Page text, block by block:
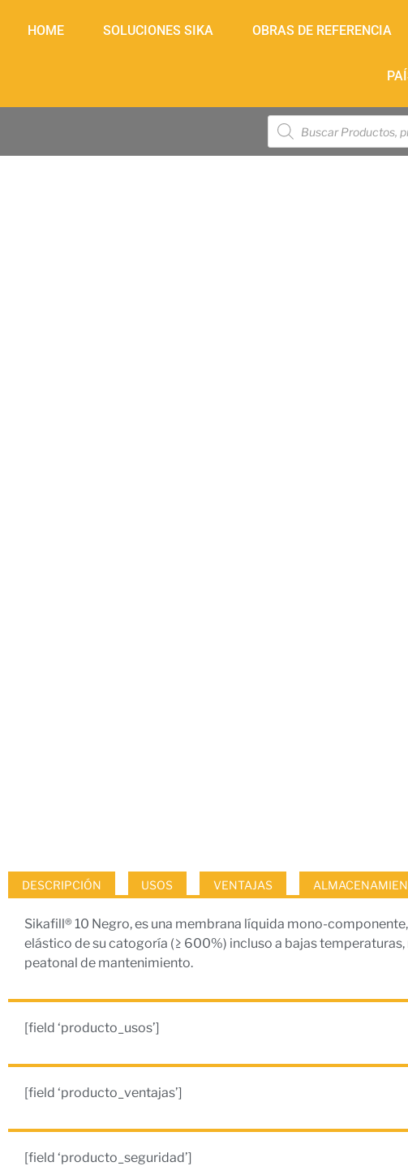
HOME SOLUCIONES SIKA OBRAS DE REFERENCIA
DESCRIPCIÓN USOS VENTAJAS
Sikafill® 10 Negro, es una membrana líquida mono-
elástico de su catogoría (≥ 600%) incluso a bajas
peatonal de mantenimiento.
[field ‘producto_usos’]
[field ‘producto_ventajas’]
[field ‘producto_seguridad’]